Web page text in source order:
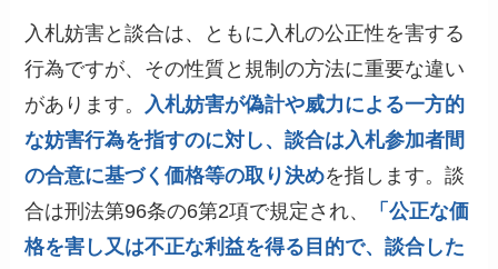
入札妨害と談合は、ともに入札の公正性を害する
行為ですが、その性質と規制の方法に重要な違い
があります。
入札妨害が偽計や威力による一方的
な妨害行為を指すのに対し、談合は入札参加者間
の合意に基づく価格等の取り決めを指します。談
合は刑法第96条の6第2項で規定され、
「公正な価
格を害し又は不正な利益を得る目的で、談合した